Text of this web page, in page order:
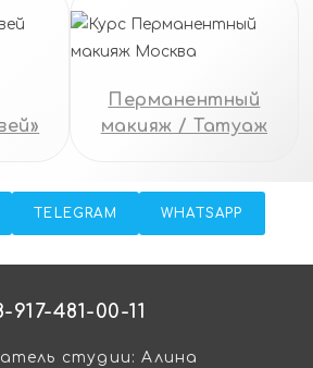
Перманентный
макияж / Татуаж
TELEGRAM WHATSAPP
917-481-00-11
студии: Алина